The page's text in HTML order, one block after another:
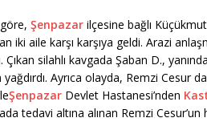
Şenpazar ilçesine bağlı
iki aile karşı karşıya geldi. Arazi
Çıkan silahlı kavgada Şaban D.,
yağdırdı. Ayrıca olayda, Remzi Cesur
Şenpazar Devlet Hastanesi’nden
tedavi altına alınan Remzi